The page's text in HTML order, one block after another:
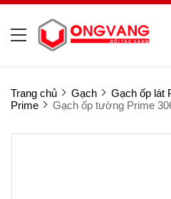
Trang chủ Gạch Gạch ốp lát
Prime
Gạch ốp tường Prime